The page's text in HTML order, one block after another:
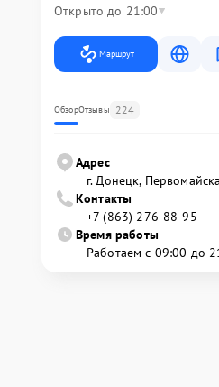
Открыто до 21:00
Маршрут
ОбзорОтзывы 224
Адрес
г. Донецк,
Контакты
+7 (863) 276-88-95
Время работы
Работаем с 09:00 до